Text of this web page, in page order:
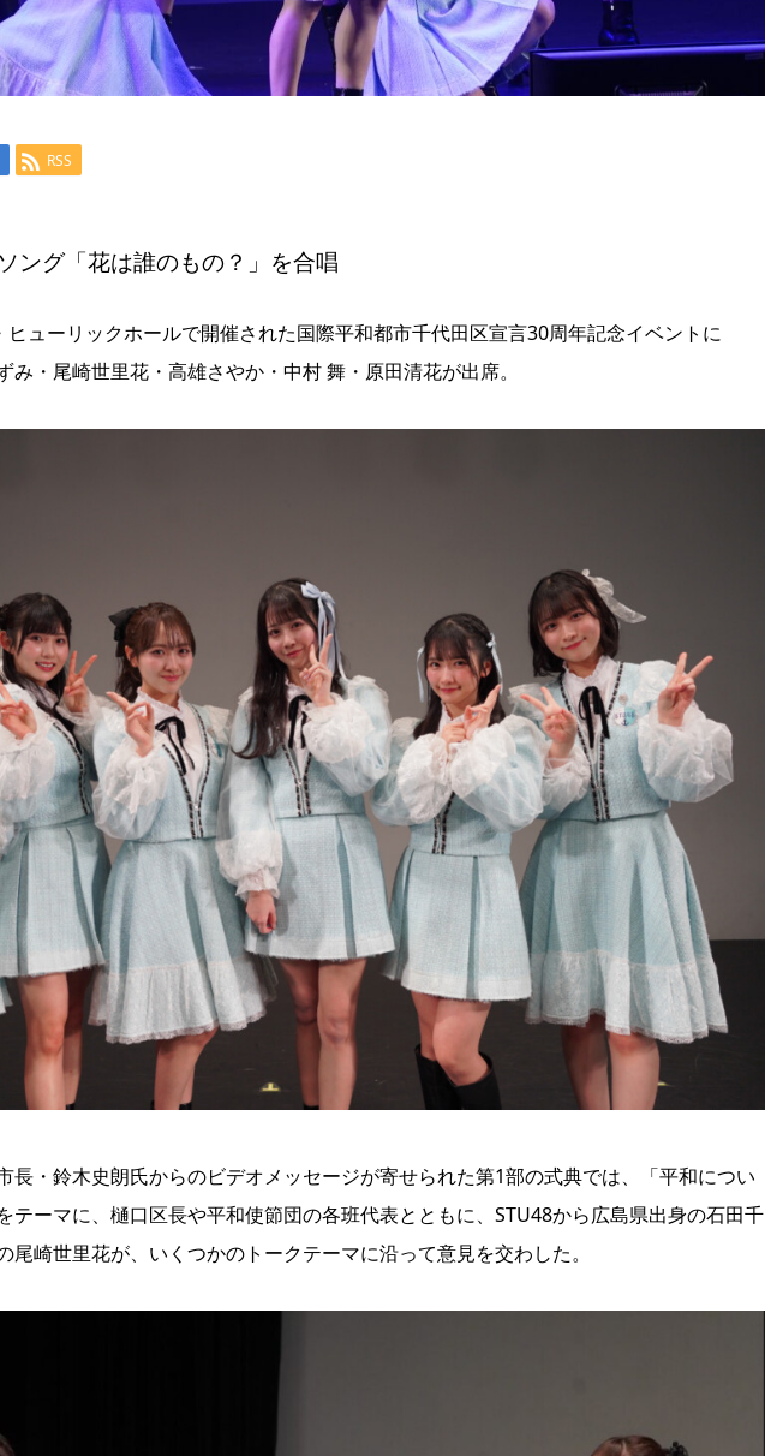
RSS
ング「花は誰のもの？」を合唱
ューリックホールで開催された国際平和都市千代田区宣言30周年記念イベントに
み・尾崎世里花・高雄さやか・中村 舞・原田清花が出席。
長・鈴木史朗氏からのビデオメッセージが寄せられた第1部の式典では、「平和につい
テーマに、樋口区長や平和使節団の各班代表とともに、STU48から広島県出身の石田千
崎世里花が、いくつかのトークテーマに沿って意見を交わした。